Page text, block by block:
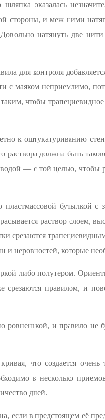
оказалась
стороны, и меж ними
натянуть две
для контроля
с маяком неприемлимо,
чтобы трапециевидное
к оштукатуриванию
должна быть
— с той целью, чтобы
бутылкой с
раствор слоем,
срезаются
и неровностей, которые
либо полутером.
правилом, и
и правило не
что создается
в несколько
дней.
если в предстоящем её